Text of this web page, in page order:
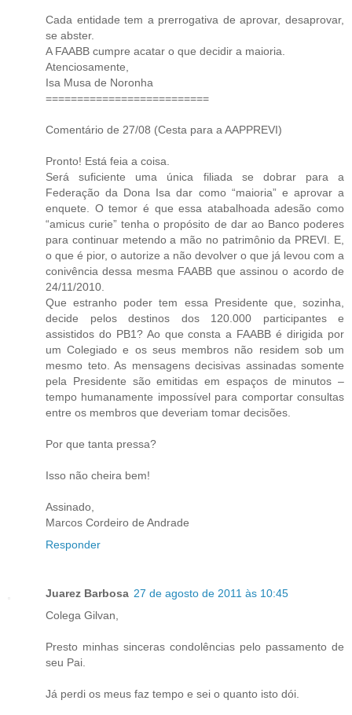
Cada entidade tem a prerrogativa de aprovar, desaprovar,
se abster.
A FAABB cumpre acatar o que decidir a maioria.
Atenciosamente,
Isa Musa de Noronha
==========================
Comentário de 27/08 (Cesta para a AAPPREVI)
Pronto! Está feia a coisa.
Será suficiente uma única filiada se dobrar para a
Federação da Dona Isa dar como “maioria” e aprovar a
enquete. O temor é que essa atabalhoada adesão como
“amicus curie” tenha o propósito de dar ao Banco poderes
para continuar metendo a mão no patrimônio da PREVI. E,
o que é pior, o autorize a não devolver o que já levou com a
conivência dessa mesma FAABB que assinou o acordo de
24/11/2010.
Que estranho poder tem essa Presidente que, sozinha,
decide pelos destinos dos 120.000 participantes e
assistidos do PB1? Ao que consta a FAABB é dirigida por
um Colegiado e os seus membros não residem sob um
mesmo teto. As mensagens decisivas assinadas somente
pela Presidente são emitidas em espaços de minutos –
tempo humanamente impossível para comportar consultas
entre os membros que deveriam tomar decisões.
Por que tanta pressa?
Isso não cheira bem!
Assinado,
Marcos Cordeiro de Andrade
Responder
Juarez Barbosa 27 de agosto de 2011 às 10:45
Colega Gilvan,
Presto minhas sinceras condolências pelo passamento de
seu Pai.
Já perdi os meus faz tempo e sei o quanto isto dói.